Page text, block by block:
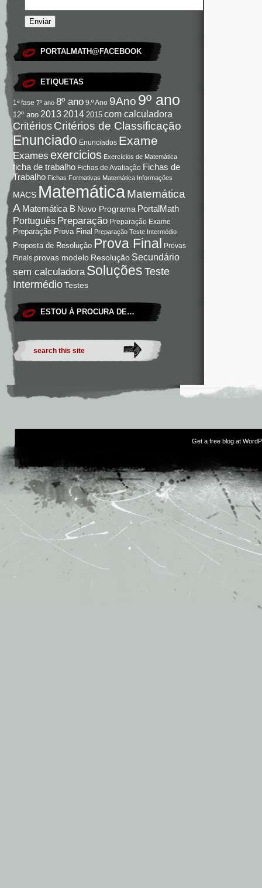
PORTALMATH@FACEBOOK
ETIQUETAS
1ª fase 7º ano 8º ano 9.º Ano 9Ano 9º ano
12º ano 2013 2014 2015 com calculadora
Critérios Critérios de Classificação
Enunciado Enunciados Exame
Exames exercicios Exercícios de Matemática
ficha de trabalho Fichas de Avaliação Fichas de
Trabalho Fichas Formativas Matemática Informações
MACS Matemática Matemática
A Matemática B Novo Programa PortalMath
Português Preparação Preparação Exame
Preparação Prova Final Preparação Teste Intermédio
Proposta de Resolução Prova Final Provas
Finais provas modelo Resolução Secundário
sem calculadora Soluções Teste
IntermédioTestes
ESTOU À PROCURA DE…
Get a free blog at